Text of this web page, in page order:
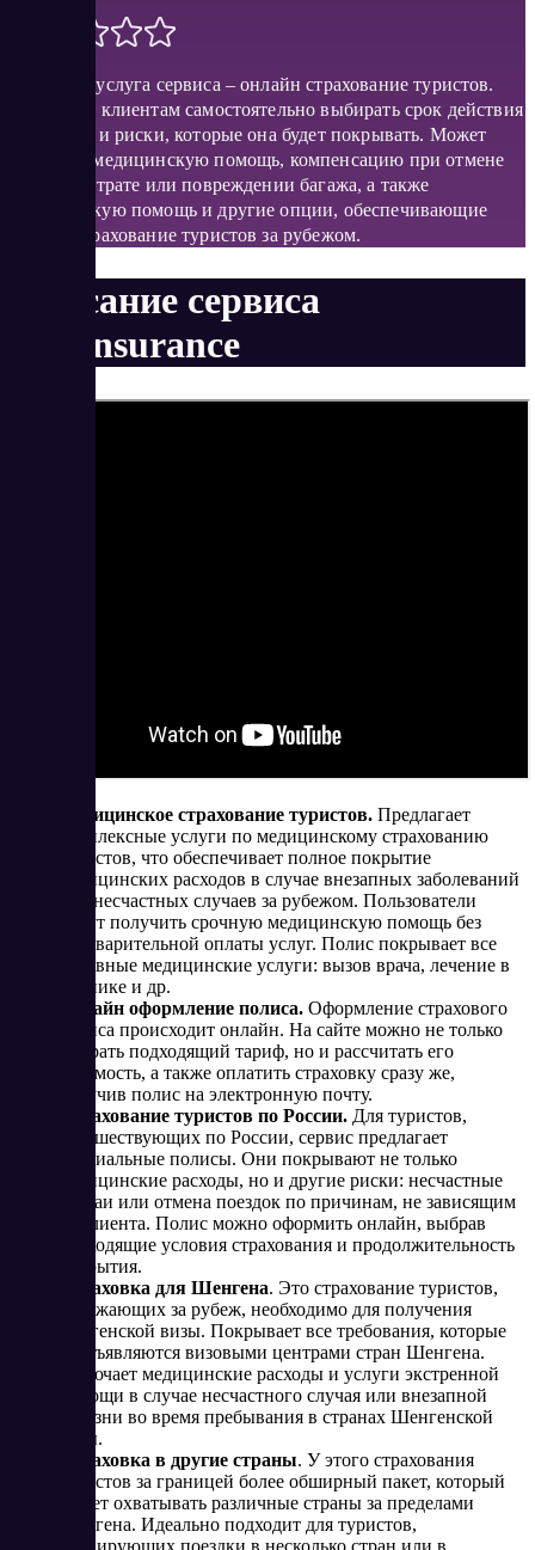
Основная услуга сервиса – онлайн страхование туристов.
Позволяет клиентам самостоятельно выбирать срок действия
страховки и риски, которые она будет покрывать. Может
включать медицинскую помощь, компенсацию при отмене
поездки, утрате или повреждении багажа, а также
юридическую помощь и другие опции, обеспечивающие
полное страхование туристов за рубежом.
Описание сервиса
Tripinsurance
Медицинское страхование туристов. Предлагает
комплексные услуги по медицинскому страхованию
туристов, что обеспечивает полное покрытие
медицинских расходов в случае внезапных заболеваний
или несчастных случаев за рубежом. Пользователи
могут получить срочную медицинскую помощь без
предварительной оплаты услуг. Полис покрывает все
основные медицинские услуги: вызов врача, лечение в
клинике и др.
Онлайн оформление полиса. Оформление страхового
полиса происходит онлайн. На сайте можно не только
выбрать подходящий тариф, но и рассчитать его
стоимость, а также оплатить страховку сразу же,
получив полис на электронную почту.
Страхование туристов по России. Для туристов,
путешествующих по России, сервис предлагает
специальные полисы. Они покрывают не только
медицинские расходы, но и другие риски: несчастные
случаи или отмена поездок по причинам, не зависящим
от клиента. Полис можно оформить онлайн, выбрав
подходящие условия страхования и продолжительность
покрытия.
Страховка для Шенгена. Это страхование туристов,
выезжающих за рубеж, необходимо для получения
шенгенской визы. Покрывает все требования, которые
предъявляются визовыми центрами стран Шенгена.
Включает медицинские расходы и услуги экстренной
помощи в случае несчастного случая или внезапной
болезни во время пребывания в странах Шенгенской
зоны.
Страховка в другие страны. У этого страхования
туристов за границей более обширный пакет, который
может охватывать различные страны за пределами
Шенгена. Идеально подходит для туристов,
планирующих поездки в несколько стран или в